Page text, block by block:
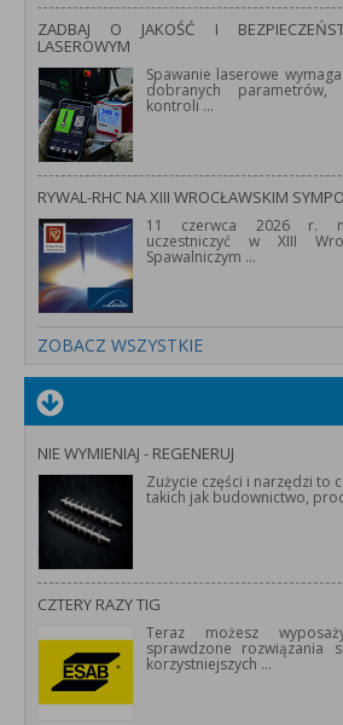
ZADBAJ O JAKOŚĆ I
LASEROWYM
Spawanie laserowe
dobranych
kontroli...
RYWAL-RHC NA XIII WROCŁAWSKIM
11 czerwca 2026 r.
uczestniczyć w XIII
Spawalniczym ...
ZOBACZ WSZYSTKIE
NIE WYMIENIAJ - REGENERUJ
Zużycie części i narzędzi to
takich jak budownictwo,
CZTERY RAZY TIG
Teraz możesz
sprawdzone rozwiązania
korzystniejszych ...